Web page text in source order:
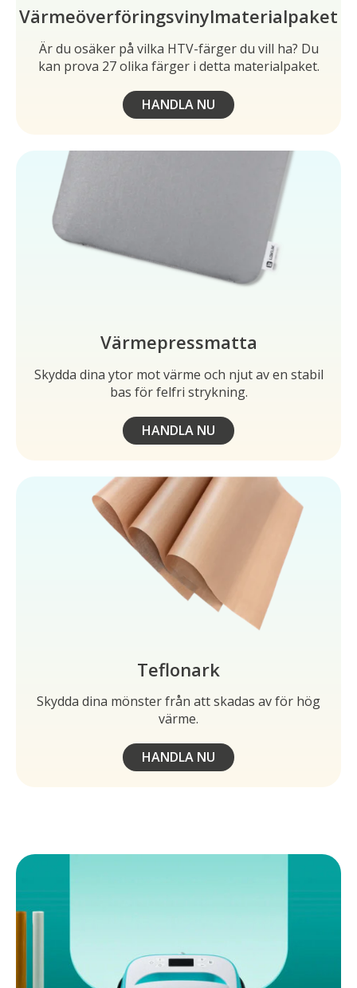
Värmeöverföringsvinylmaterialpaket
Är du osäker på vilka HTV-färger du vill ha? Du
kan prova 27 olika färger i detta materialpaket.
HANDLA NU
Värmepressmatta
Skydda dina ytor mot värme och njut av en stabil
bas för felfri strykning.
HANDLA NU
Teflonark
Skydda dina mönster från att skadas av för hög
värme.
HANDLA NU